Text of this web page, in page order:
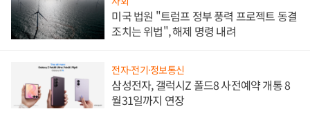
미국 법원 "트럼프 정부 풍력 프로젝트 동결
조치는 위법", 해제 명령 내려
전자·전기·정보통신
삼성전자, 갤럭시Z 폴드8 사전예약 개통 8
월31일까지 연장